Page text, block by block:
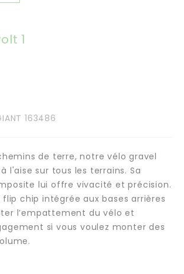
1
163486
de terre, notre vélo gravel
l'aise sur tous les terrains. Sa
lui offre vivacité et précision.
chip intégrée aux bases arrières
l’empattement du vélo et
si vous voulez monter des